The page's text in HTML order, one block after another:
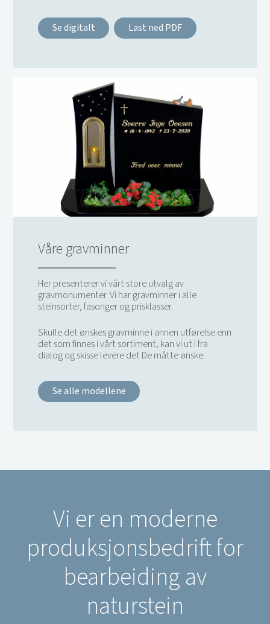
Se digitalt Last ned PDF
Våre gravminner
Her presenterer vi vårt store utvalg av
gravmonumenter. Vi har gravminner i alle
steinsorter, fasonger og prisklasser.
Skulle det ønskes gravminne i annen utførelse enn
det som finnes i vårt sortiment, kan vi ut i fra
dialog og skisse levere det De måtte ønske.
Se alle modellene
Vi er en moderne
produksjonsbedrift for
bearbeiding av
naturstein